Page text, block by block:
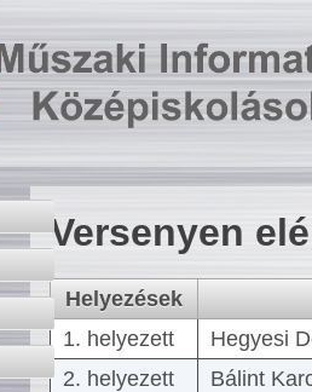
Versenyen
Helyezések
1. helyezett
Hegyesi
2. helyezett
Bálint